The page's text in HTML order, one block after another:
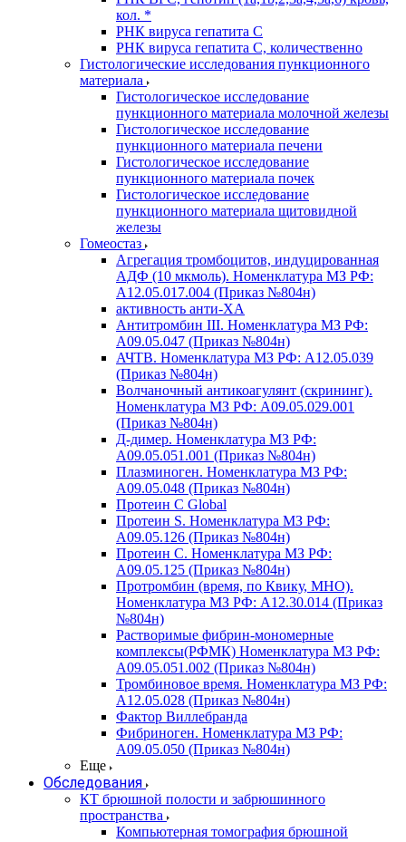
кол. *
РНК вируса гепатита C
РНК вируса гепатита C, количественно
Гистологические исследования пункционного
материала
Гистологическое исследование
пункционного материала молочной железы
Гистологическое исследование
пункционного материала печени
Гистологическое исследование
пункционного материала почек
Гистологическое исследование
пункционного материала щитовидной
железы
Гомеостаз
Агрегация тромбоцитов, индуцированная
АДФ (10 мкмоль). Номенклатура МЗ РФ:
A12.05.017.004 (Приказ №804н)
активность анти-ХА
Антитромбин III. Номенклатура МЗ РФ:
A09.05.047 (Приказ №804н)
АЧТВ. Номенклатура МЗ РФ: A12.05.039
(Приказ №804н)
Волчаночный антикоагулянт (скрининг).
Номенклатура МЗ РФ: A09.05.029.001
(Приказ №804н)
Д-димер. Номенклатура МЗ РФ:
A09.05.051.001 (Приказ №804н)
Плазминоген. Номенклатура МЗ РФ:
A09.05.048 (Приказ №804н)
Протеин C Global
Протеин S. Номенклатура МЗ РФ:
A09.05.126 (Приказ №804н)
Протеин С. Номенклатура МЗ РФ:
A09.05.125 (Приказ №804н)
Протромбин (время, по Квику, МНО).
Номенклатура МЗ РФ: A12.30.014 (Приказ
№804н)
Растворимые фибрин-мономерные
комплексы(РФМК) Номенклатура МЗ РФ:
A09.05.051.002 (Приказ №804н)
Тромбиновое время. Номенклатура МЗ РФ:
A12.05.028 (Приказ №804н)
Фактор Виллебранда
Фибриноген. Номенклатура МЗ РФ:
A09.05.050 (Приказ №804н)
Еще
Обследования
КТ брюшной полости и забрюшинного
пространства
Компьютерная томография брюшной